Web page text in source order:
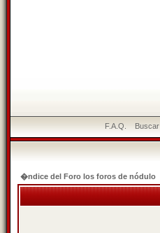
F.A.Q. Buscar
�ndice del Foro los foros de nódulo